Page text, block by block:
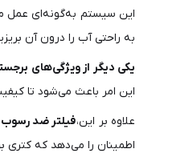
این سیستم به‌گونه‌ای عمل
به راحتی آب را درون آن
یکی دیگر از ویژگی‌های
این امر باعث می‌شود تا
علاوه بر این،فیلتر ضد
اطمینان را می‌دهد که